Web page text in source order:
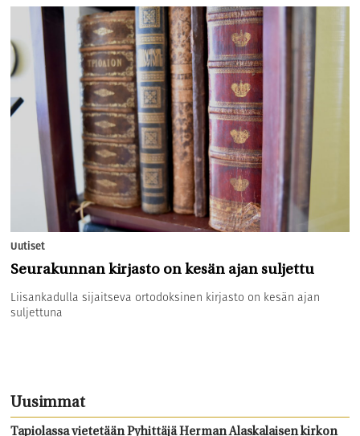
Uutiset
Seurakunnan kirjasto on kesän ajan suljettu
Liisankadulla sijaitseva ortodoksinen kirjasto on kesän ajan
suljettuna
Uusimmat
Tapiolassa vietetään Pyhittäjä Herman Alaskalaisen kirkon